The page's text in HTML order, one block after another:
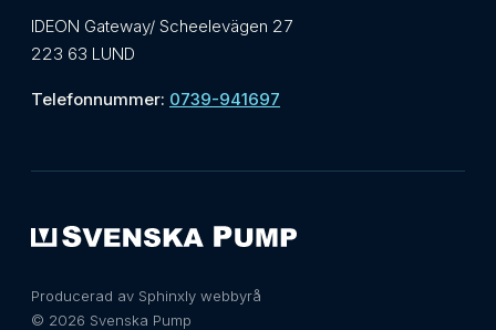
IDEON Gateway/ Scheelevägen 27
223 63 LUND
Telefonnummer: 0739-941697
Producerad av Sphinxly webbyrå
© 2026 Svenska Pump